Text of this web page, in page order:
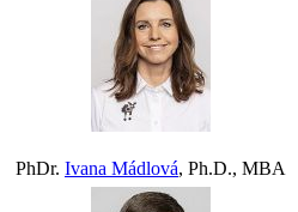
PhDr. Ivana Mádlová, Ph.D., MBA